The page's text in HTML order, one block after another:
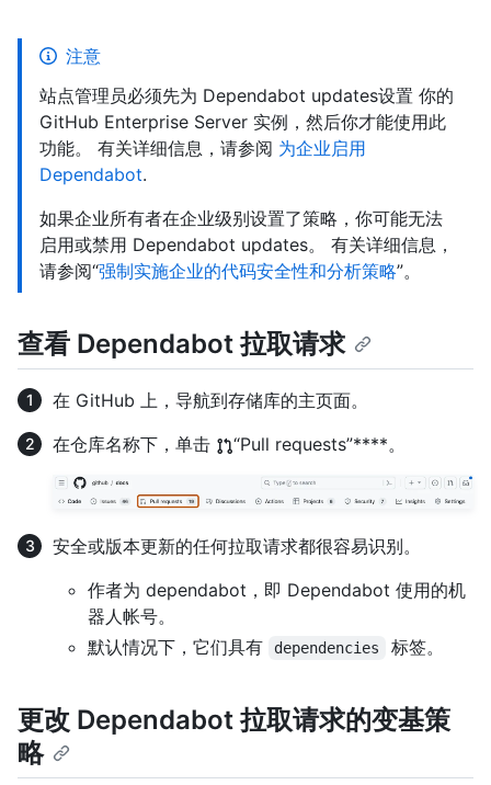
注意
站点管理员必须先为 Dependabot updates设置 你的
GitHub Enterprise Server 实例，然后你才能使用此
功能。 有关详细信息，请参阅 为企业启用
Dependabot.
如果企业所有者在企业级别设置了策略，你可能无法
启用或禁用 Dependabot updates。 有关详细信息，
请参阅“强制实施企业的代码安全性和分析策略”。
查看 Dependabot 拉取请求
在 GitHub 上，导航到存储库的主页面。
在仓库名称下，单击
“Pull requests”****。
安全或版本更新的任何拉取请求都很容易识别。
作者为 dependabot，即 Dependabot 使用的机
器人帐号。
默认情况下，它们具有
dependencies 标签。
更改 Dependabot 拉取请求的变基策
略